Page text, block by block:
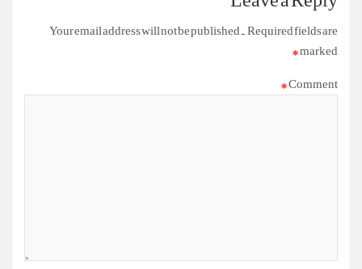
Your email address will not be published. Required fields are
marked
*
Comment
*